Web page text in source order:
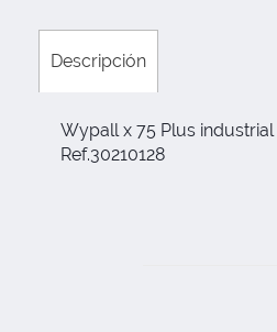
Descripción
Wypall x 75 Plus
Ref.30210128